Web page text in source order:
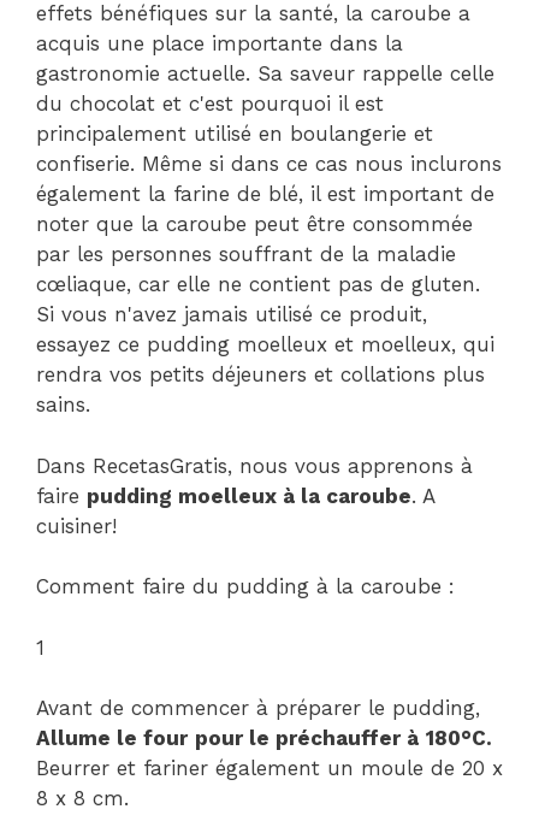
effets bénéfiques sur la santé, la caroube a
acquis une place importante dans la
gastronomie actuelle. Sa saveur rappelle celle
du chocolat et c'est pourquoi il est
principalement utilisé en boulangerie et
confiserie. Même si dans ce cas nous inclurons
également la farine de blé, il est important de
noter que la caroube peut être consommée
par les personnes souffrant de la maladie
cœliaque, car elle ne contient pas de gluten.
Si vous n'avez jamais utilisé ce produit,
essayez ce pudding moelleux et moelleux, qui
rendra vos petits déjeuners et collations plus
sains.
Dans RecetasGratis, nous vous apprenons à
faire pudding moelleux à la caroube. A
cuisiner!
Comment faire du pudding à la caroube :
1
Avant de commencer à préparer le pudding,
Allume le four pour le préchauffer à 180°C.
Beurrer et fariner également un moule de 20 x
8 x 8 cm.